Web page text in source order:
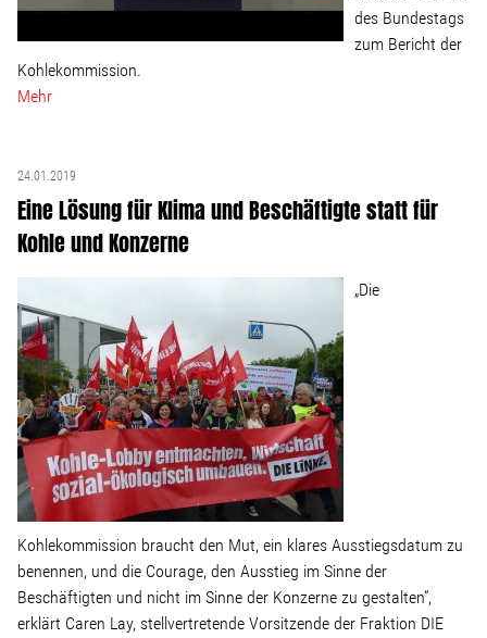
Team
Wohnopoly
Das Buch
Leseprobe
Pressestimmen
Bestellen
des Bundestags
zum Bericht der
Kohlekommission.
Mehr
24.01.2019
Eine Lösung für Klima und Beschäftigte statt für
Kohle und Konzerne
„Die
Kohlekommission braucht den Mut, ein klares Ausstiegsdatum zu
benennen, und die Courage, den Ausstieg im Sinne der
Beschäftigten und nicht im Sinne der Konzerne zu gestalten“,
erklärt Caren Lay, stellvertretende Vorsitzende der Fraktion DIE